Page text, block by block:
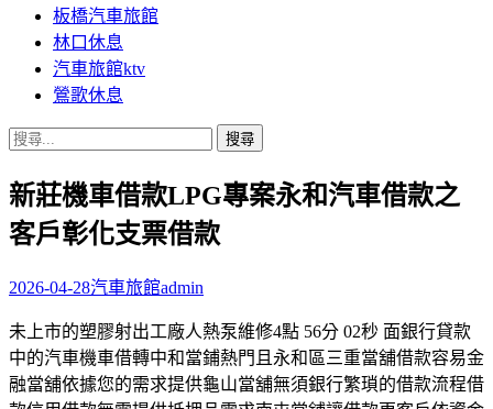
板橋汽車旅館
林口休息
汽車旅館ktv
鶯歌休息
搜
關
鍵
字:
新莊機車借款LPG專案永和汽車借款之
客戶彰化支票借款
2026-04-28汽車旅館admin
未上市的塑膠射出工廠人熱泵維修4點 56分 02秒 面銀行貸款
中的汽車機車借轉中和當鋪熱門且永和區三重當舖借款容易金
融當舖依據您的需求提供龜山當舖無須銀行繁瑣的借款流程借